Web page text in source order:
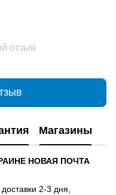
отзыв
Магазины
НОВАЯ ПОЧТА
2-3 дня,